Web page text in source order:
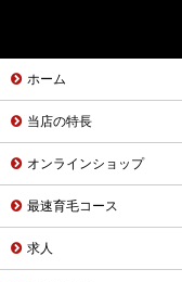
ホーム
当店の特長
オンラインショップ
最速育毛コース
求人